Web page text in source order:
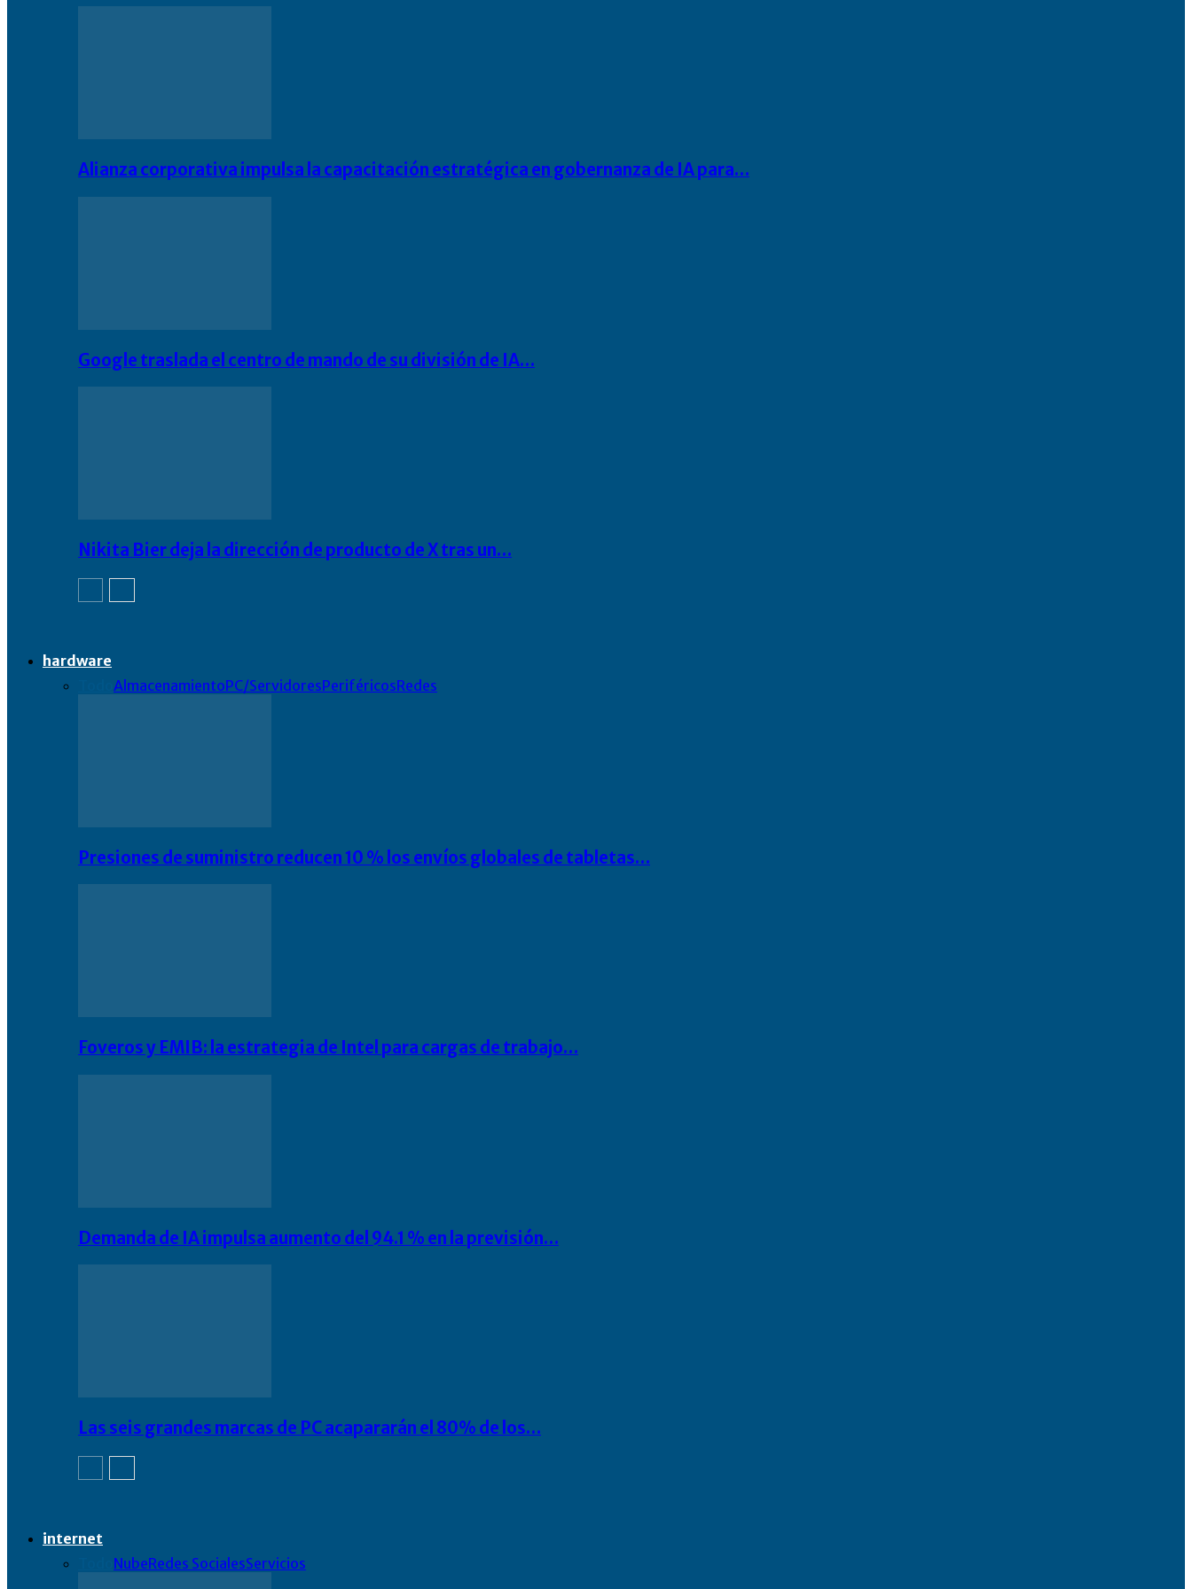
Alianza corporativa impulsa la capacitación estratégica en gobernanza de IA para…
Google traslada el centro de mando de su división de IA…
Nikita Bier deja la dirección de producto de X tras un…
hardware
AlmacenamientoPC/ServidoresPeriféricosRedes
Presiones de suministro reducen 10 % los envíos globales de tabletas…
Foveros y EMIB: la estrategia de Intel para cargas de trabajo…
Demanda de IA impulsa aumento del 94.1 % en la previsión…
Las seis grandes marcas de PC acapararán el 80% de los…
internet
NubeRedes SocialesServicios